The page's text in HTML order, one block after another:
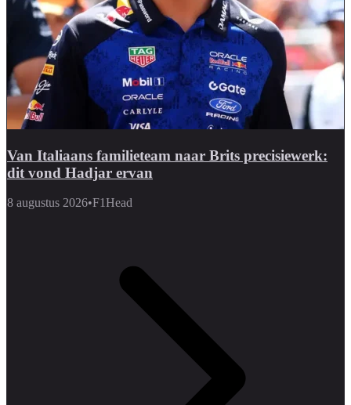
Van Italiaans familieteam naar Brits precisiewerk:
dit vond Hadjar ervan
8 augustus 2026•F1Head